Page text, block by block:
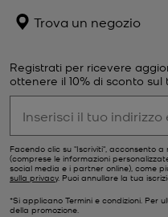
Trova un negozio
Registrati per ricevere
ottenere il 10% di sconto sul
Facendo clic su "Iscriviti", acconsento
(comprese le informazioni
social media e i partner online), come
sulla privacy. Puoi annullare la tua
*Si applicano Termini e condizioni. Per
della promozione.